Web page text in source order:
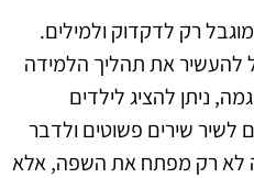
רק לדקדוק ולמילים.
להעשיר את תהליך הלמידה
ניתן להציג לילדים
לשיר שירים פשוטים ולדבר
לא רק מפתח את השפה, אלא